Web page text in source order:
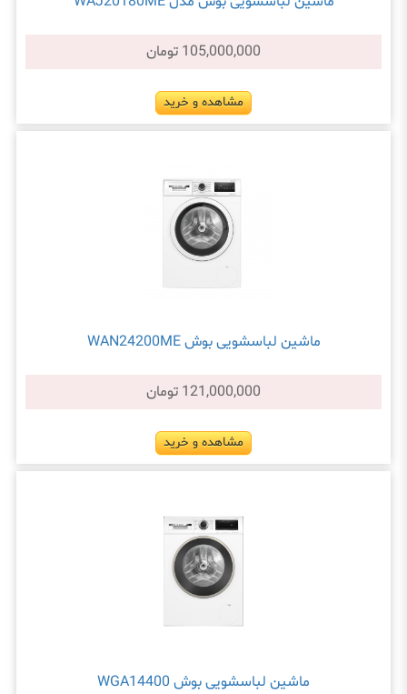
105,000,000 تومان
مشاهده و خرید
ماشین لباسشویی بوش WAN24200ME
121,000,000 تومان
مشاهده و خرید
ماشین لباسشویی بوش WGA14400